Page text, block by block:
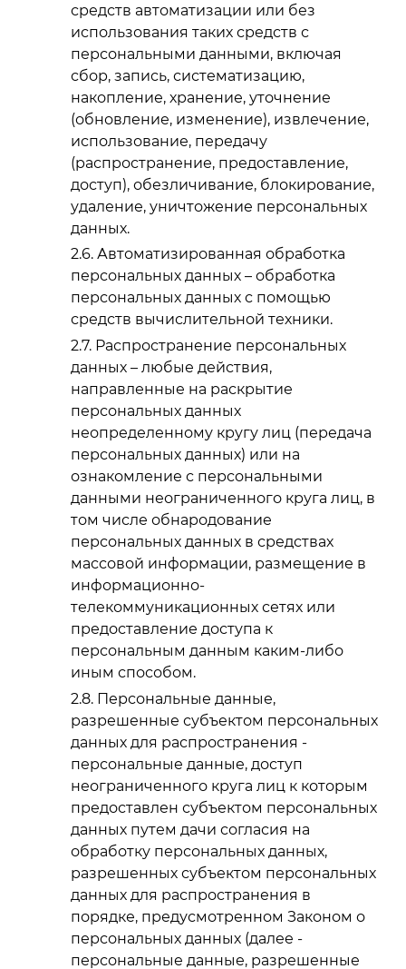
средств автоматизации или без
использования таких средств с
персональными данными, включая
сбор, запись, систематизацию,
накопление, хранение, уточнение
(обновление, изменение), извлечение,
использование, передачу
(распространение, предоставление,
доступ), обезличивание, блокирование,
удаление, уничтожение персональных
данных.
Автоматизированная обработка
персональных данных – обработка
персональных данных с помощью
средств вычислительной техники.
Распространение персональных
данных – любые действия,
направленные на раскрытие
персональных данных
неопределенному кругу лиц (передача
персональных данных) или на
ознакомление с персональными
данными неограниченного круга лиц, в
том числе обнародование
персональных данных в средствах
массовой информации, размещение в
информационно-
телекоммуникационных сетях или
предоставление доступа к
персональным данным каким-либо
иным способом.
Персональные данные,
разрешенные субъектом персональных
данных для распространения -
персональные данные, доступ
неограниченного круга лиц к которым
предоставлен субъектом персональных
данных путем дачи согласия на
обработку персональных данных,
разрешенных субъектом персональных
данных для распространения в
порядке, предусмотренном Законом о
персональных данных (далее -
персональные данные, разрешенные